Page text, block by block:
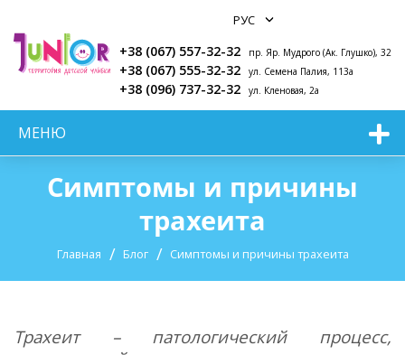
+38 (067) 557-32-32 пр. Яр. Мудрого (Ак. Глушко), 32
+38 (067) 555-32-32 ул. Семена Палия, 113а
+38 (096) 737-32-32 ул. Кленовая, 2а
МЕНЮ
Симптомы и причины
трахеита
Главная Блог Симптомы и причины трахеита
Трахеит – патологический процесс,